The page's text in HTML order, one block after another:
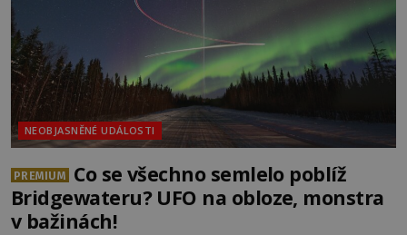
NEOBJASNĚNÉ UDÁLOSTI
PREMIUM
Co se všechno semlelo poblíž
Bridgewateru? UFO na obloze, monstra
v bažinách!